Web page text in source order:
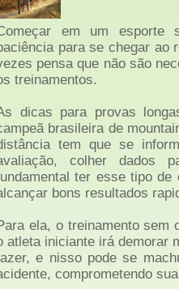
em um esporte
para se chegar ao
pensa que não são
treinamentos.
dicas para provas
brasileira de
tem que se
colher dados
ter esse tipo
bons resultados
ela, o treinamento sem
atleta iniciante irá demorar
e nisso pode se
comprometendo